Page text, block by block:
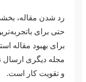
رد شدن مقاله،
حتی برای
برای بهبود مقاله
مجله دیگری ارسال
و تقویت کار است.